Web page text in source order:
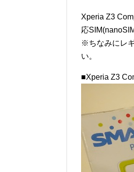
Xperia Z3
応
※ちなみにレ
い。
■Xperia Z3